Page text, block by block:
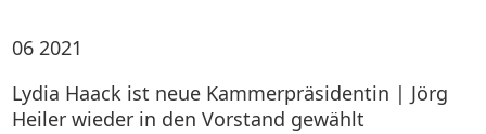
06 2021
Lydia Haack ist neue Kammerpräsidentin | Jörg
Heiler wieder in den Vorstand gewählt